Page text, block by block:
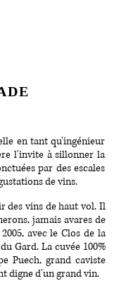
en tant qu'ingénieur
l'invite à sillonner la
par des escales
de vins.
des vins de haut vol. Il
jamais avares de
avec le Clos de la
Gard. La cuvée 100%
Puech, grand caviste
digne d'un grand vin.